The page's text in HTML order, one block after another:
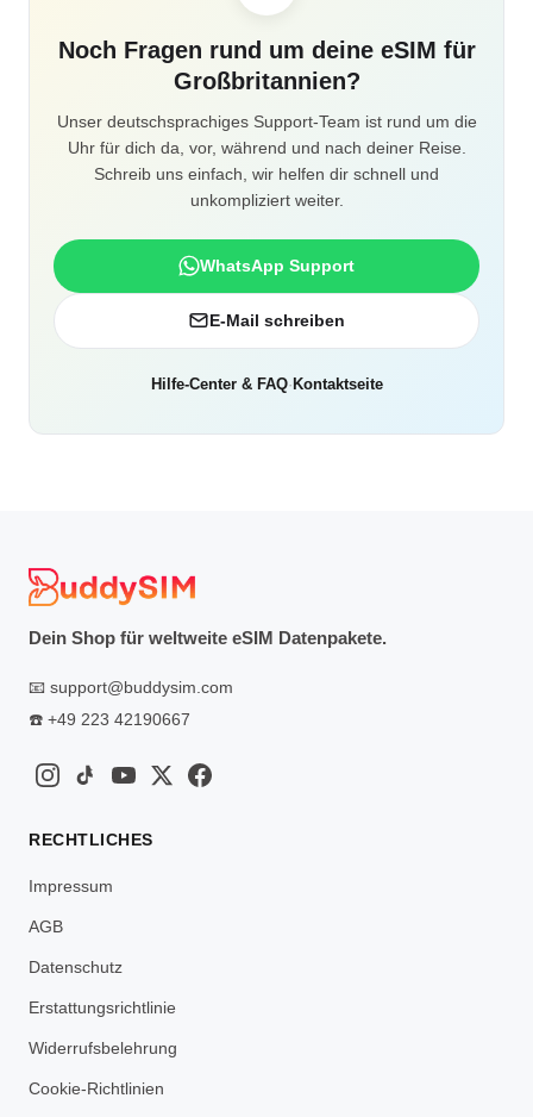
Noch Fragen rund um deine eSIM für
Großbritannien?
Unser deutschsprachiges Support-Team ist rund um die
Uhr für dich da, vor, während und nach deiner Reise.
Schreib uns einfach, wir helfen dir schnell und
unkompliziert weiter.
WhatsApp Support
E-Mail schreiben
Hilfe-Center & FAQ· Kontaktseite
Dein Shop für weltweite eSIM Datenpakete.
📧 support@buddysim.com
☎️ +49 223 42190667
RECHTLICHES
Impressum
AGB
Datenschutz
Erstattungsrichtlinie
Widerrufsbelehrung
Cookie-Richtlinien